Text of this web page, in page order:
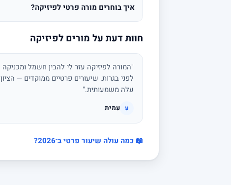
איך בוחרים מורה פרטי לפיזיקה?
חוות דעת על מורים לפיזיקה
"המורה לפיזיקה עזר לי להבין חשמל ומכניקה
לפני בגרות. שיעורים פרטיים ממוקדים — הציון
עלה משמעותית."
ע עמית
📖 כמה עולה שיעור פרטי ב־2026?